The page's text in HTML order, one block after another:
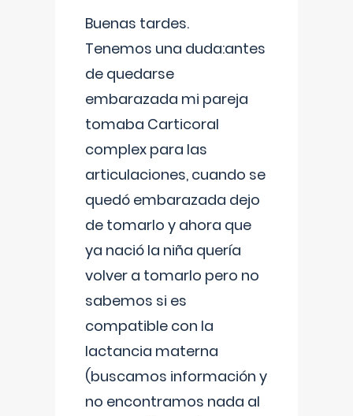
Buenas tardes.
Tenemos una duda:antes
de quedarse
embarazada mi pareja
tomaba Carticoral
complex para las
articulaciones, cuando se
quedó embarazada dejo
de tomarlo y ahora que
ya nació la niña quería
volver a tomarlo pero no
sabemos si es
compatible con la
lactancia materna
(buscamos información y
no encontramos nada al